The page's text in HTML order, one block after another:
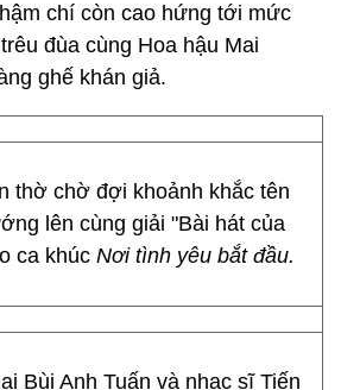
chí còn cao hứng tới mức
đùa cùng Hoa hậu Mai
ghế khán giả.
thờ chờ đợi khoảnh khắc tên
lên cùng giải "Bài hát của
ca khúc Nơi tình yêu bắt đầu.
Bùi Anh Tuấn và nhạc sĩ Tiến